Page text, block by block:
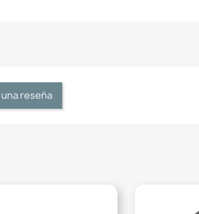
reseña